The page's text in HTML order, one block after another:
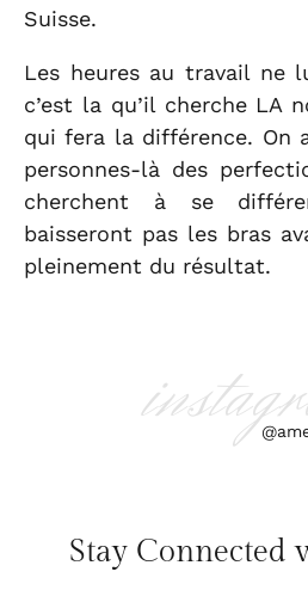
Suisse.
Les heures au travail ne
c’est la qu’il cherche LA
qui fera la différence. On
personnes-là des
cherchent à se
baisseront pas les bras
pleinement du résultat.
Stay Connected